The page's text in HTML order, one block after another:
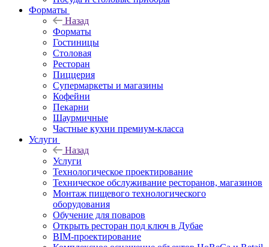
Форматы
Назад
Форматы
Гостиницы
Столовая
Ресторан
Пиццерия
Супермаркеты и магазины
Кофейни
Пекарни
Шаурмичные
Частные кухни премиум-класса
Услуги
Назад
Услуги
Технологическое проектирование
Техническое обслуживание ресторанов, магазинов
Монтаж пищевого технологического
оборудования
Обучение для поваров
Открыть ресторан под ключ в Дубае
BIM-проектирование